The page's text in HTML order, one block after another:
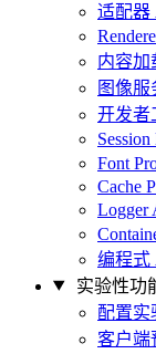
适配器
内容加
图像服
开发者
Font
Cache
Logger
编程式
实验性功
配置实
客户端